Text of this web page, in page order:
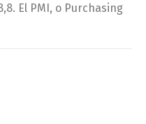
El PMI, o Purchasing